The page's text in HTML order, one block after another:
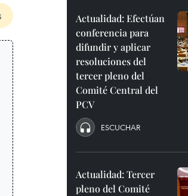
Actualidad: Efectúan
conferencia para
difundir y aplicar
resoluciones del
tercer pleno del
Comité Central del
PCV
ESCUCHAR
Actualidad: Tercer
pleno del Comité